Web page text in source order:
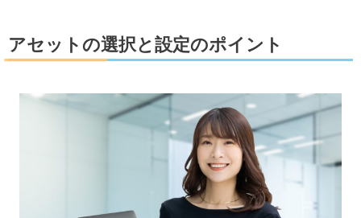
アセットの選択と設定のポイント